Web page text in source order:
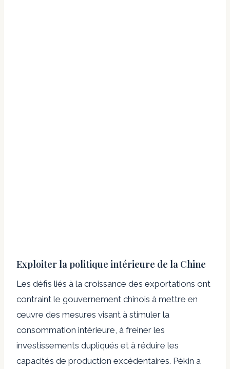
Exploiter la politique intérieure de la Chine
Les défis liés à la croissance des exportations ont
contraint le gouvernement chinois à mettre en
œuvre des mesures visant à stimuler la
consommation intérieure, à freiner les
investissements dupliqués et à réduire les
capacités de production excédentaires. Pékin a